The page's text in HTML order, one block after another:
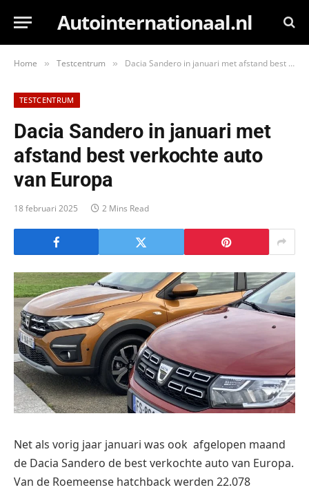
Autointernationaal.nl
Home » Testcentrum » Dacia Sandero in januari met afstand best verkochte auto van Europa
TESTCENTRUM
Dacia Sandero in januari met
afstand best verkochte auto
van Europa
18 februari 2025 2 Mins Read
Net als vorig jaar januari was ook afgelopen maand
de Dacia Sandero de best verkochte auto van Europa.
Van de Roemeense hatchback werden 22.078